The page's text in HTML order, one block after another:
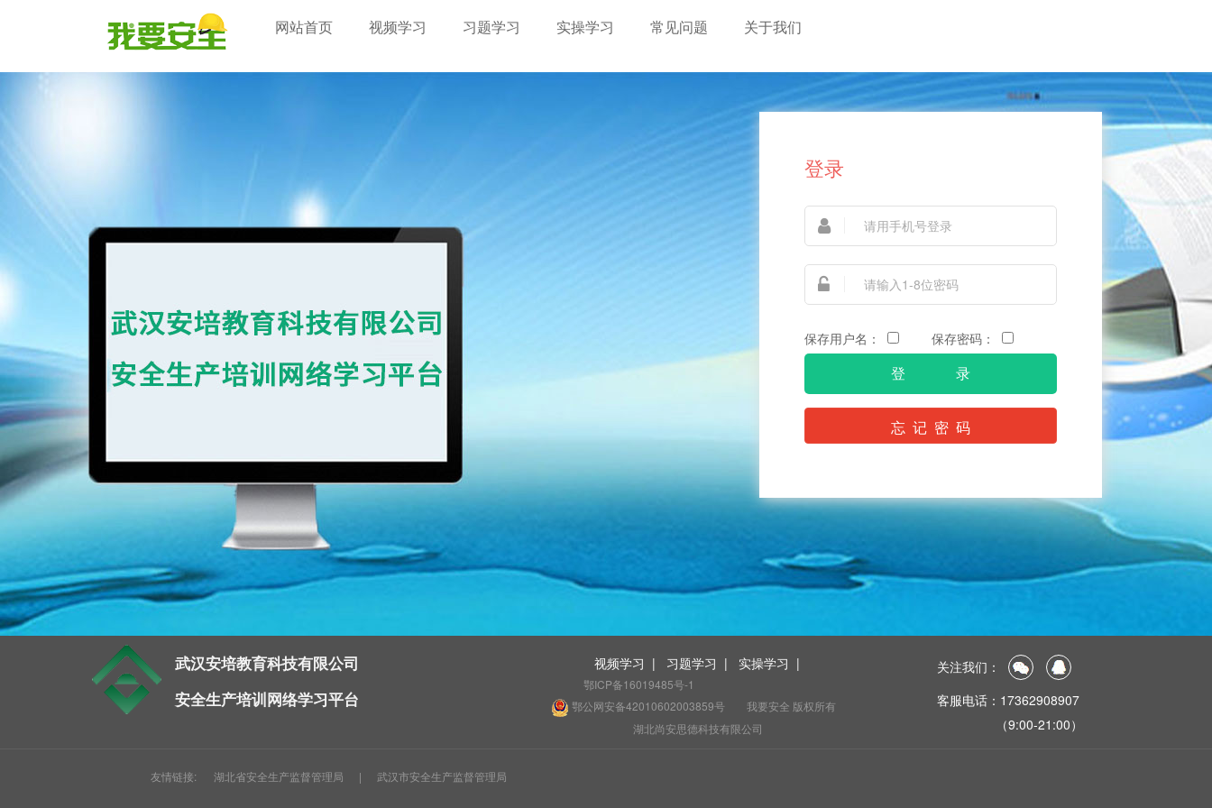
网站首页 视频学习 习题学习 实操学习 常见问题 关于我们
登录
保存用户名： 保存密码：
忘 记 密 码
武汉安培教育科技有限公司
安全生产培训网络学习平台
视频学习 | 习题学习 | 实操学习 |
鄂ICP备16019485号-1
鄂公网安备42010602003859号
我要安全 版权所有
湖北尚安思德科技有限公司
关注我们：
客服电话：17362908907
（9:00-21:00）
友情链接: 湖北省安全生产监督管理局 | 武汉市安全生产监督管理局